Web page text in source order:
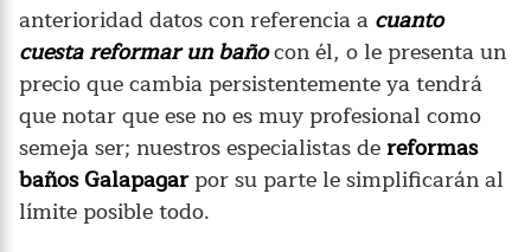
anterioridad datos con referencia a cuanto
cuesta reformar un bañocon él, o le presenta un
precio que cambia persistentemente ya tendrá
que notar que ese no es muy profesional como
semeja ser; nuestros especialistas dereformas
baños Galapagarpor su parte le simplificarán al
límite posible todo.